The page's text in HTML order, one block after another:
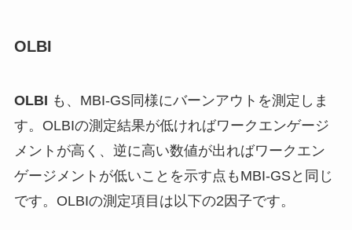
OLBI
OLBI も、MBI-GS同様にバーンアウトを測定しま
す。OLBIの測定結果が低ければワークエンゲージ
メントが高く、逆に高い数値が出ればワークエン
ゲージメントが低いことを示す点もMBI-GSと同じ
です。OLBIの測定項目は以下の2因子です。